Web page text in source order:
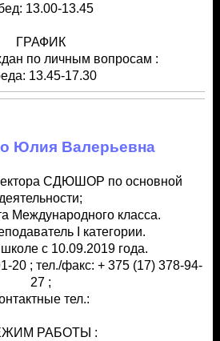
13.00-13.45
ГРАФИК
по личным вопросам :
13.45-17.30
Юлия Валерьевна
СДЮШОР по основной
деятельности;
Международного класса.
I категории.
с 10.09.2019 года.
20 ; тел./факс: + 375 (17) 378-94-
27 ;
тел.:
РАБОТЫ :